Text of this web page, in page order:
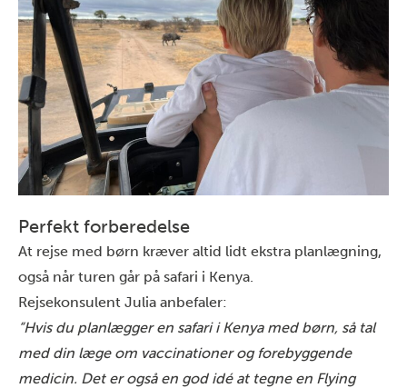
Perfekt forberedelse
At rejse med børn kræver altid lidt ekstra planlægning,
også når turen går på safari i Kenya.
Rejsekonsulent Julia anbefaler:
“Hvis du planlægger en safari i Kenya med børn, så tal
med din læge om vaccinationer og forebyggende
medicin. Det er også en god idé at tegne en Flying